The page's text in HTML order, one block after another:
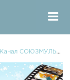
Канал СОЮЗМУЛЬТФИЛЬМЫ